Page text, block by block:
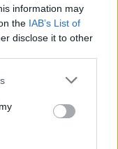
information may
the IAB’s List of
disclose it to other
or more Google
You may click to
party tags to
in below Google
A FŐZŐVÍZBE,